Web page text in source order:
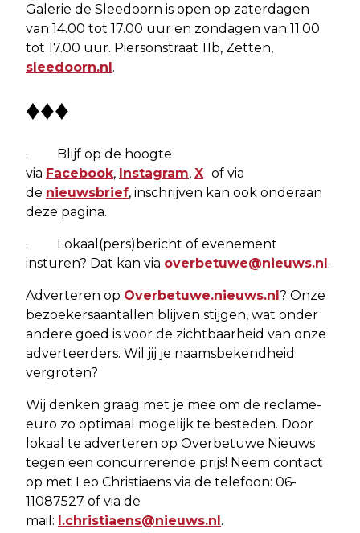
Galerie de Sleedoorn is open op zaterdagen
van 14.00 tot 17.00 uur en zondagen van 11.00
tot 17.00 uur. Piersonstraat 11b, Zetten,
sleedoorn.nl.
♦♦♦
· Blijf op de hoogte
via Facebook, Instagram, X of via
de nieuwsbrief, inschrijven kan ook onderaan
deze pagina.
· Lokaal(pers)bericht of evenement
insturen? Dat kan via overbetuwe@nieuws.nl.
Adverteren op Overbetuwe.nieuws.nl? Onze
bezoekersaantallen blijven stijgen, wat onder
andere goed is voor de zichtbaarheid van onze
adverteerders. Wil jij je naamsbekendheid
vergroten?
Wij denken graag met je mee om de reclame-
euro zo optimaal mogelijk te besteden. Door
lokaal te adverteren op Overbetuwe Nieuws
tegen een concurrerende prijs! Neem contact
op met Leo Christiaens via de telefoon: 06-
11087527 of via de
mail: l.christiaens@nieuws.nl.